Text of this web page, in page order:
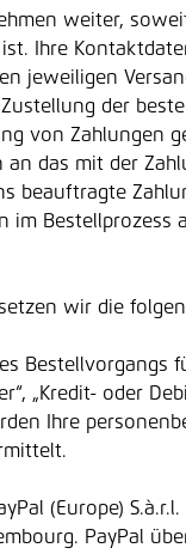
weiter,
Ihre
jeweiligen
der
von Zahlungen
an das mit der
beauftragte
im Bestellprozess
wir die
Bestellvorgangs
„Kredit- oder
Ihre
(Europe) S.à.r.l.
PayPal